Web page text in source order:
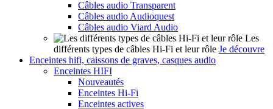
Câbles audio Transparent
Câbles audio Audioquest
Câbles audio Viard Audio
Les
différents types de câbles Hi-Fi et leur rôle Je découvre
Enceintes hifi, caissons de graves, casques audio
Enceintes HIFI
Nouveautés
Enceintes Hi-Fi
Enceintes actives